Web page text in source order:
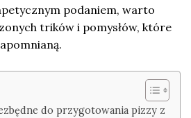
podaniem, warto
trików i pomysłów, które
do przygotowania pizzy z